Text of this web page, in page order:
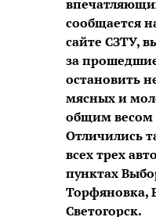
сообщается
сайте СЗТУ,
за
остановить
мясных и
общим весом
Отличились
всех трех
пунктах
Торфяновка,
Светогорск.